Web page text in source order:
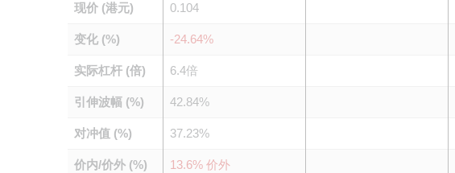
现价 (港元) 0.104
变化 (%) -24.64%
实际杠杆 (倍) 6.4倍
引伸波幅 (%) 42.84%
对冲值 (%) 37.23%
价内/价外 (%) 13.6% 价外